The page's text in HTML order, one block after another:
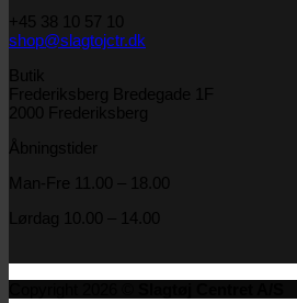
+45 38 10 57 10
shop@slagtojctr.dk
Butik
Frederiksberg Bredegade 1F
2000 Frederiksberg
Åbningstider
Man-Fre 11.00 – 18.00
Lørdag 10.00 – 14.00